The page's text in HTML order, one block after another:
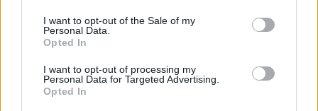
I want to opt-out of the Sale of my
Personal Data.
Opted In
I want to opt-out of processing my
Personal Data for Targeted Advertising.
Opted In